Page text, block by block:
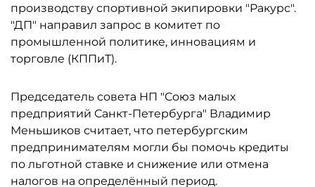
производству спортивной экипировки "Ракурс".
"ДП" направил запрос в комитет по
промышленной политике, инновациям и
торговле (КППиТ).
Председатель совета НП "Союз малых
предприятий Санкт-Петербурга" Владимир
Меньшиков считает, что петербургским
предпринимателям могли бы помочь кредиты
по льготной ставке и снижение или отмена
налогов на определённый период.